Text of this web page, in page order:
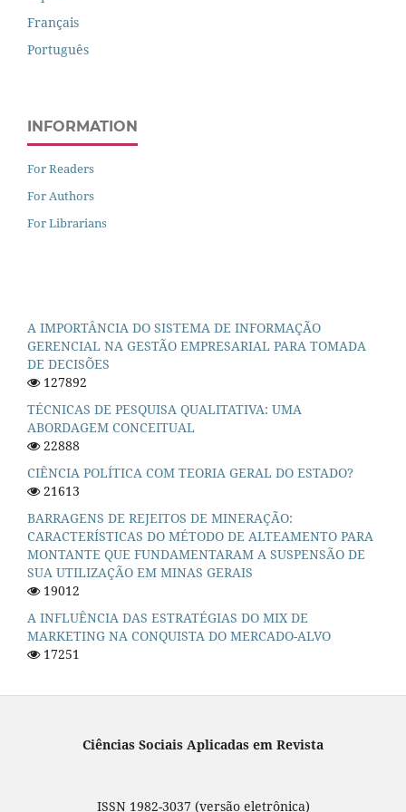
Français
Português
INFORMATION
For Readers
For Authors
For Librarians
A IMPORTÂNCIA DO SISTEMA DE INFORMAÇÃO
GERENCIAL NA GESTÃO EMPRESARIAL PARA TOMADA
DE DECISÕES
127892
TÉCNICAS DE PESQUISA QUALITATIVA: UMA
ABORDAGEM CONCEITUAL
22888
CIÊNCIA POLÍTICA COM TEORIA GERAL DO ESTADO?
21613
BARRAGENS DE REJEITOS DE MINERAÇÃO:
CARACTERÍSTICAS DO MÉTODO DE ALTEAMENTO PARA
MONTANTE QUE FUNDAMENTARAM A SUSPENSÃO DE
SUA UTILIZAÇÃO EM MINAS GERAIS
19012
A INFLUÊNCIA DAS ESTRATÉGIAS DO MIX DE
MARKETING NA CONQUISTA DO MERCADO-ALVO
17251
Ciências Sociais Aplicadas em Revista
ISSN 1982-3037 (versão eletrônica)